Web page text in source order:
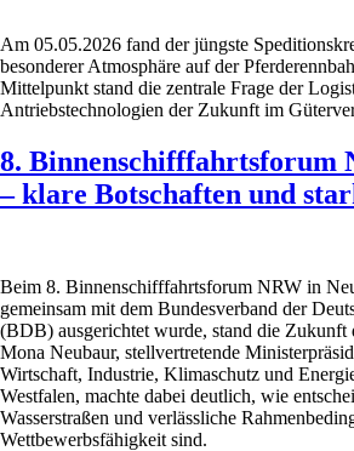
Am 05.05.2026 fand der jüngste
besonderer Atmosphäre auf der
Mittelpunkt stand die zentrale Frage der
Antriebstechnologien der Zukunft im
8. Binnenschifffahrtsforum
– klare Botschaften und
Beim 8. Binnenschifffahrtsforum NRW in
gemeinsam mit dem Bundesverband der
(BDB) ausgerichtet wurde, stand die Zukunft
Mona Neubaur, stellvertretende
Wirtschaft, Industrie, Klimaschutz und
Westfalen, machte dabei deutlich, wie
Wasserstraßen und verlässliche
Wettbewerbsfähigkeit sind.